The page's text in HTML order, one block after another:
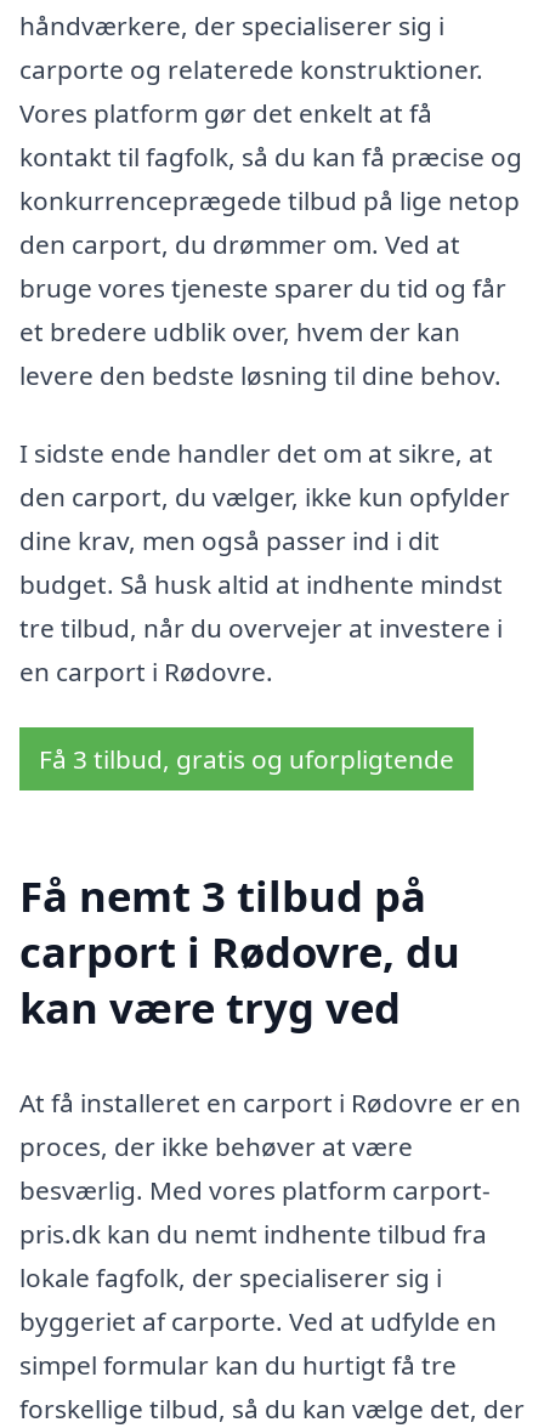
håndværkere, der specialiserer sig i
carporte og relaterede konstruktioner.
Vores platform gør det enkelt at få
kontakt til fagfolk, så du kan få præcise og
konkurrenceprægede tilbud på lige netop
den carport, du drømmer om. Ved at
bruge vores tjeneste sparer du tid og får
et bredere udblik over, hvem der kan
levere den bedste løsning til dine behov.
I sidste ende handler det om at sikre, at
den carport, du vælger, ikke kun opfylder
dine krav, men også passer ind i dit
budget. Så husk altid at indhente mindst
tre tilbud, når du overvejer at investere i
en carport i Rødovre.
Få 3 tilbud, gratis og uforpligtende
Få nemt 3 tilbud på
carport i Rødovre, du
kan være tryg ved
At få installeret en carport i Rødovre er en
proces, der ikke behøver at være
besværlig. Med vores platform carport-
pris.dk kan du nemt indhente tilbud fra
lokale fagfolk, der specialiserer sig i
byggeriet af carporte. Ved at udfylde en
simpel formular kan du hurtigt få tre
forskellige tilbud, så du kan vælge det, der